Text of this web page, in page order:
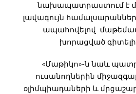
նախապատրաստում է
լավագույն համալսարաններ
ապահովելով
խորացված
«Մաթիկո»-ն նաև
ուսանողներին
օլիմպիադաների և